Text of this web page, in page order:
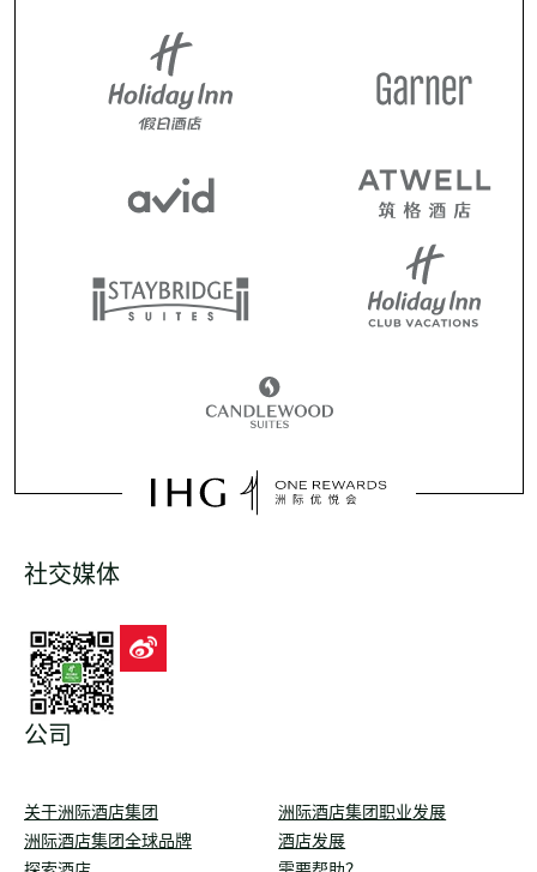
社交媒体
公司
关于洲际酒店集团
洲际酒店集团职业发展
洲际酒店集团全球品牌
酒店发展